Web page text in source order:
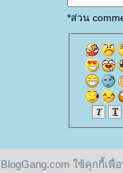
*ส่วน
BlogGang.com ใช้คุกกี้เ